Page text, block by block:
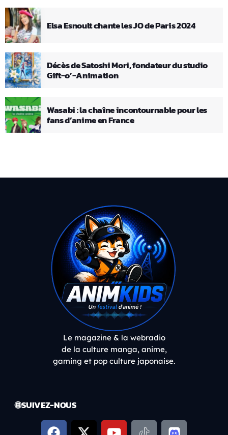
Elsa Esnoult chante les JO de Paris 2024
Décès de Satoshi Mori, fondateur du studio
Gift-o’-Animation
Wasabi : la chaîne incontournable pour les
fans d’anime en France
Le magazine & la webradio
de la culture manga, anime,
gaming et pop culture japonaise.
🌐 SUIVEZ-NOUS